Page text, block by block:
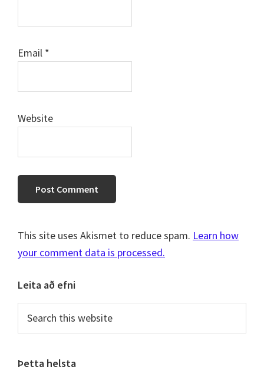
Email *
Website
This site uses Akismet to reduce spam. Learn how
your comment data is processed.
Primary
Sidebar
Leita að efni
this
Þetta helsta